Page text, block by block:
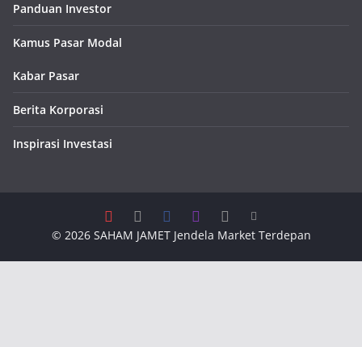
Panduan Investor
Kamus Pasar Modal
Kabar Pasar
Berita Korporasi
Inspirasi Investasi
© 2026 SAHAM JAMETJendela Market Terdepan